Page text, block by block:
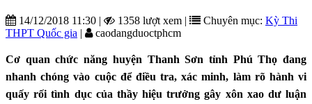
14/12/2018 11:30 | 1358 lượt xem | Chuyên mục: Kỳ Thi
THPT Quốc gia | caodangduoctphcm
Cơ quan chức năng huyện Thanh Sơn tỉnh Phú Thọ đang
nhanh chóng vào cuộc để điều tra, xác minh, làm rõ hành vi
quấy rối tình dục của thầy hiệu trưởng gây xôn xao dư luận